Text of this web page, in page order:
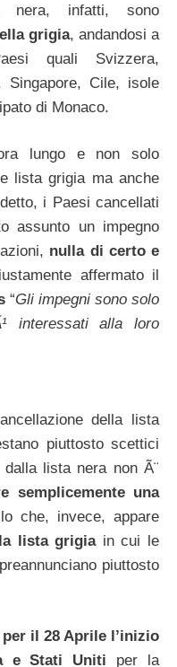
nera, infatti, sono
grigia, andandosi a
quali Svizzera,
Singapore, Cile, isole
di Monaco.
lungo e non solo
lista grigia ma anche
i Paesi cancellati
assunto un impegno
nulla di certo e
affermato il
“Gli impegni sono solo
interessati alla loro
della lista
piuttosto scettici
lista nera non Ã¨
semplicemente una
che, invece, appare
lista grigiain cui le
piuttosto
il 28 Aprile l’inizio
e Stati Uniti per la